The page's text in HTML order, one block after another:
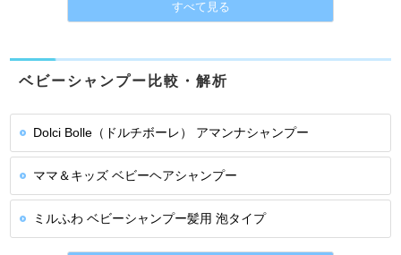
すべて見る
ベビーシャンプー比較・解析
Dolci Bolle（ドルチボーレ） アマンナシャンプー
ママ＆キッズ ベビーヘアシャンプー
ミルふわ ベビーシャンプー髪用 泡タイプ